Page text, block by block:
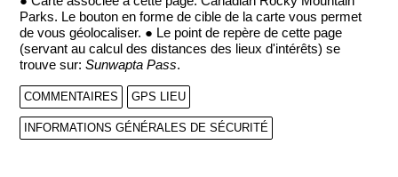
Parks. Le bouton en forme de cible de la carte vous permet
de vous géolocaliser. ● Le point de repère de cette page
(servant au calcul des distances des lieux d'intérêts) se
trouve sur:Sunwapta Pass.
COMMENTAIRES GPS LIEU
INFORMATIONS GÉNÉRALES DE SÉCURITÉ